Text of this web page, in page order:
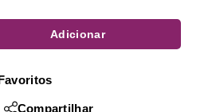
Adicionar
Compartilhar